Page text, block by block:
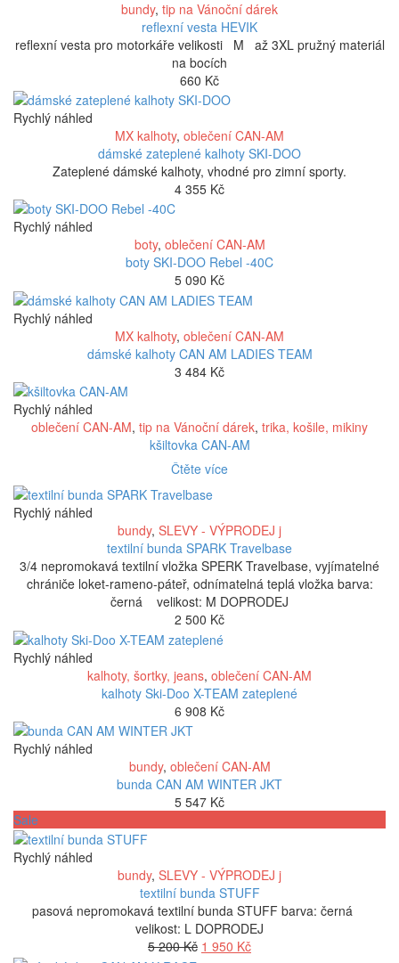
bundy, tip na Vánoční dárek
reflexní vesta HEVIK
reflexní vesta pro motorkáře velikosti M až 3XL pružný materiál
na bocích
660 Kč
Rychlý náhled
MX kalhoty, oblečení CAN-AM
dámské zateplené kalhoty SKI-DOO
Zateplené dámské kalhoty, vhodné pro zimní sporty.
4 355 Kč
Rychlý náhled
boty, oblečení CAN-AM
boty SKI-DOO Rebel -40C
5 090 Kč
Rychlý náhled
MX kalhoty, oblečení CAN-AM
dámské kalhoty CAN AM LADIES TEAM
3 484 Kč
Rychlý náhled
oblečení CAN-AM, tip na Vánoční dárek, trika, košile, mikiny
kšiltovka CAN-AM
Čtěte více
Rychlý náhled
bundy, SLEVY - VÝPRODEJ j
textilní bunda SPARK Travelbase
3/4 nepromokavá textilní vložka SPERK Travelbase, vyjímatelné
chrániče loket-rameno-páteř, odnímatelná teplá vložka barva:
černá velikost: M DOPRODEJ
2 500 Kč
Rychlý náhled
kalhoty, šortky, jeans, oblečení CAN-AM
kalhoty Ski-Doo X-TEAM zateplené
6 908 Kč
Rychlý náhled
bundy, oblečení CAN-AM
bunda CAN AM WINTER JKT
5 547 Kč
Sale
Rychlý náhled
bundy, SLEVY - VÝPRODEJ j
textilní bunda STUFF
pasová nepromokavá textilní bunda STUFF barva: černá
velikost: L DOPRODEJ
5 200Kč Původní
1 950 KčAktuální